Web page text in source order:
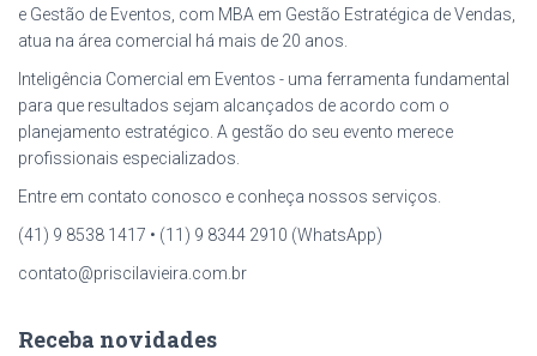
e Gestão de Eventos, com MBA em Gestão Estratégica de Vendas,
atua na área comercial há mais de 20 anos.
Inteligência Comercial em Eventos - uma ferramenta fundamental
para que resultados sejam alcançados de acordo com o
planejamento estratégico. A gestão do seu evento merece
profissionais especializados.
Entre em contato conosco e conheça nossos serviços.
(41) 9 8538 1417 • (11) 9 8344 2910 (WhatsApp)
contato@priscilavieira.com.br
Receba novidades